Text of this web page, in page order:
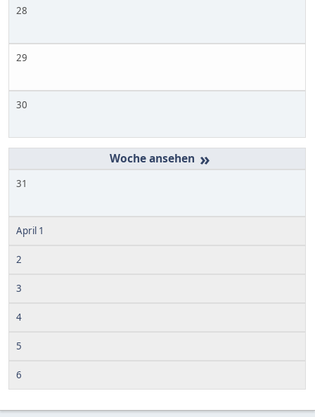
28
29
30
»
31
April 1
2
3
4
5
6